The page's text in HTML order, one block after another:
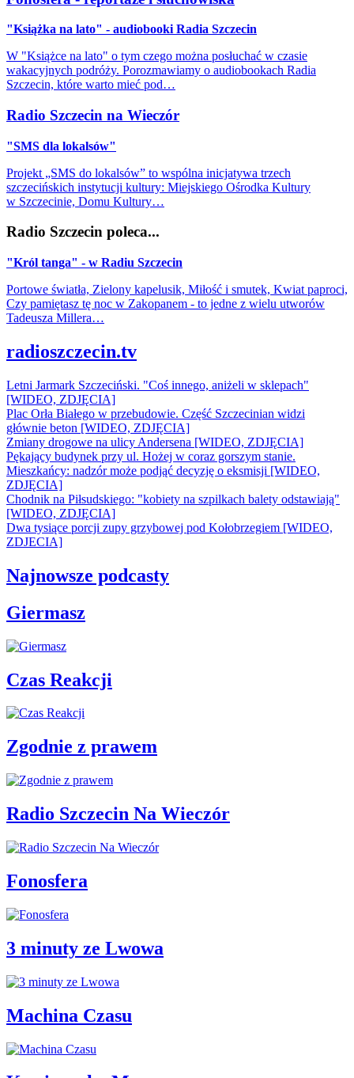
"Książka na lato" - audiobooki Radia Szczecin
W "Książce na lato" o tym czego można posłuchać w czasie
wakacyjnych podróży. Porozmawiamy o audiobookach Radia
Szczecin, które warto mieć pod…
Radio Szczecin na Wieczór
"SMS dla lokalsów"
Projekt „SMS do lokalsów” to wspólna inicjatywa trzech
szczecińskich instytucji kultury: Miejskiego Ośrodka Kultury
w Szczecinie, Domu Kultury…
Radio Szczecin poleca...
"Król tanga" - w Radiu Szczecin
Portowe światła, Zielony kapelusik, Miłość i smutek, Kwiat paproci,
Czy pamiętasz tę noc w Zakopanem - to jedne z wielu utworów
Tadeusza Millera…
radioszczecin.tv
Letni Jarmark Szczeciński. "Coś innego, aniżeli w sklepach"
[WIDEO, ZDJĘCIA]
Plac Orła Białego w przebudowie. Część Szczecinian widzi
głównie beton [WIDEO, ZDJĘCIA]
Zmiany drogowe na ulicy Andersena [WIDEO, ZDJĘCIA]
Pękający budynek przy ul. Hożej w coraz gorszym stanie.
Mieszkańcy: nadzór może podjąć decyzję o eksmisji [WIDEO,
ZDJĘCIA]
Chodnik na Piłsudskiego: "kobiety na szpilkach balety odstawiają"
[WIDEO, ZDJĘCIA]
Dwa tysiące porcji zupy grzybowej pod Kołobrzegiem [WIDEO,
ZDJECIA]
Najnowsze podcasty
Giermasz
Czas Reakcji
Zgodnie z prawem
Radio Szczecin Na Wieczór
Fonosfera
3 minuty ze Lwowa
Machina Czasu